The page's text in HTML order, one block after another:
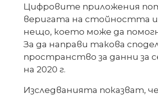
Цифровите приложения
веригата на стойността
нещо, което може да
За да направи такова
пространство за данни за
на 2020 г.
Изследванията показват,